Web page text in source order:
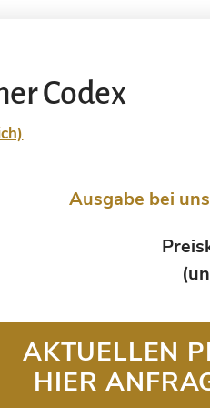
Codex
Ausgabe bei
AKTUELLEN
HIER